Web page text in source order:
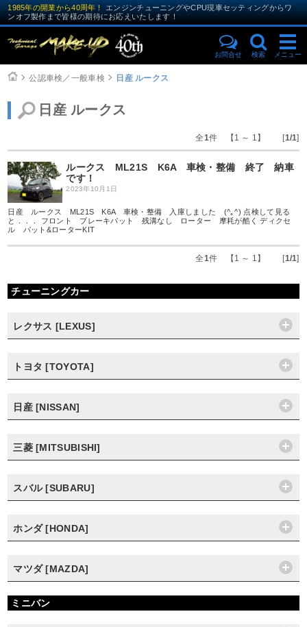
1985年の開業から40周年！
エンジンチューニングやCPU現車セッティングからワ
ンオフ製作まで皆様の期待にお応えいたします！
お問合せ 検索 メニュー
公認車検／一般車検 日産 ルークス
日産 ルークス
全1件 【1 ～ 1】 [1/1]
ルークス ML21S K6A 車検・整備 終了 納車
です！
2023年10月1日
日産 ルークス ML21S K6A 車検・整備 入庫しました (^｡^) 点検して見る
と．．． フロント ブレーキパット 残溝なし ローター 摩耗が酷く ディクセ
ル パット&ローターKIT
全1件 【1 ～ 1】 [1/1]
チューニングカー
レクサス [LEXUS]
トヨタ [TOYOTA]
日産 [NISSAN]
三菱 [MITSUBISHI]
スバル [SUBARU]
ホンダ [HONDA]
マツダ [MAZDA]
ミニバン